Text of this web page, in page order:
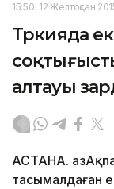
15:50, 12 Желтоқсан
Түркияда
алтауы
АСТАНА.
тасымалдаған